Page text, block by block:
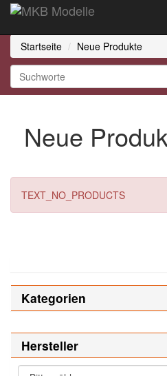
Startseite
Neue Produkte
Neue
TEXT_NO_PRODUCTS
Kategorien
Hersteller